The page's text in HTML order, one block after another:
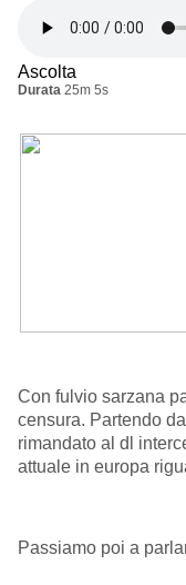
Ascolta
Durata 25m 5s
Con fulvio sarzana
censura. Partendo
rimandato al dl
attuale in europa
Passiamo poi a